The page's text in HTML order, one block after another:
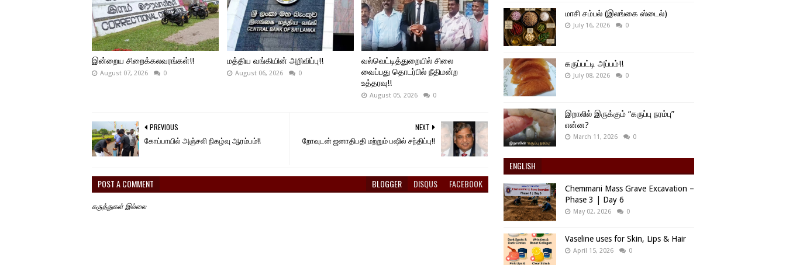
இன்றைய சிறைக்கலவரங்கள்!!
August 07, 2026 0
மத்திய வங்கியின் அறிவிப்பு!!
August 06, 2026 0
வல்வெட்டித்துறையில் சிலை
வைப்பது தொடர்பில் நீதிமன்ற
உத்தரவு!!
August 05, 2026 0
NEXT
றோவுடன் ஜனாதிபதி மற்றும் பஷில் சந்திப்பு!!
PREVIOUS
கோப்பாயில் அஞ்சலி நிகழ்வு ஆரம்பம்!!
POST A COMMENT BLOGGER DISQUS FACEBOOK
கருத்துகள் இல்லை
மாசி சம்பல் (இலங்கை ஸ்டைல்)
July 16, 2026 0
கருப்பட்டி அப்பம்!!
July 08, 2026 0
இறாலில் இருக்கும் “கருப்பு நரம்பு”
என்ன?
March 11, 2026 0
ENGLISH
Chemmani Mass Grave Excavation –
Phase 3 | Day 6
May 02, 2026 0
Vaseline uses for Skin, Lips & Hair
April 15, 2026 0